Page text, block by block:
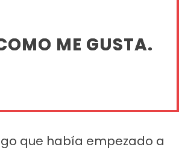
ME GUSTA.
que había empezado a